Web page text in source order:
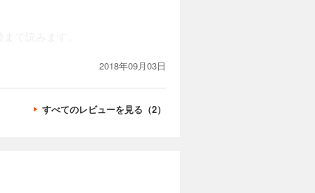
2018年09月03日
すべてのレビューを見る（2）